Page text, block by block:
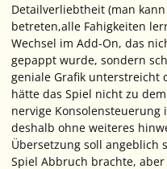
Detailverliebtheit (man
betreten,alle Fahigkeiten
Wechsel im Add-On, das
gepappt wurde, sondern
geniale Grafik unterstreicht
hätte das Spiel nicht zu
nervige Konsolensteuerung
deshalb ohne weiteres
Übersetzung soll angeblich
Spiel Abbruch brachte,